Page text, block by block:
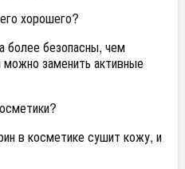
хорошего?
более безопасны, чем
можно заменить активные
в косметике сушит кожу, и